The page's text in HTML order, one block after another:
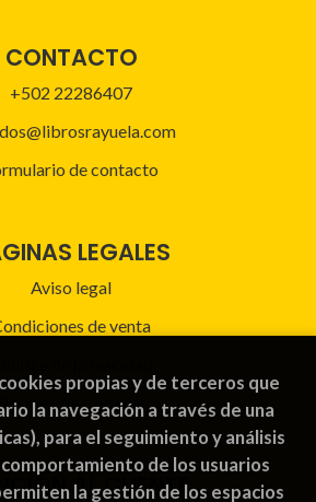
CONTACTO
+502 22286407
de contacto
LEGALES
Aviso legal
de venta
de Cookies
AL CLIENTE
propias y de terceros que
la navegación a través de una
para el seguimiento y análisis
de los usuarios
la gestión de los espacios